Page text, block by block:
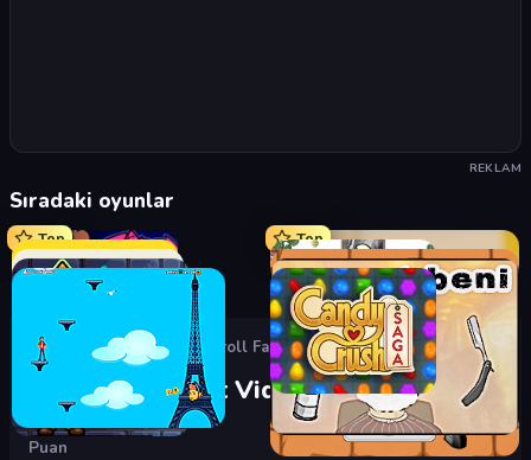
REKLAM
Sıradaki oyunlar
Top Top
Oyunlar Beceri Oyunları Troll Face Quest Video Games 2
Troll Face Quest Video Games 2
Puan